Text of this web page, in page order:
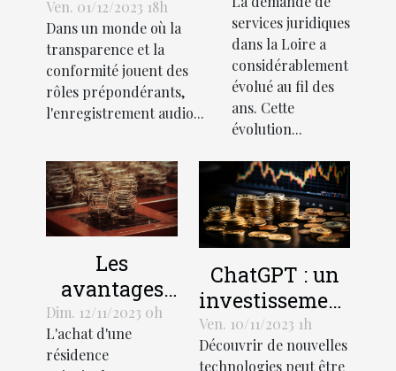
l'enregistrement
audio lors de
recrutements
Ven. 01/12/2023 18h
Dans un monde où la
transparence et la
conformité jouent des
rôles prépondérants,
l'enregistrement audio...
de services
juridiques
en Loire
services juridiques
dans la Loire a
considérablement
évolué au fil des
ans. Cette
évolution...
Les
avantages
économiques
de la
Dim. 12/11/2023 0h
L'achat d'une
résidence
ChatGPT : un
investissement
rentable pour
les entreprises
Ven. 10/11/2023 1h
Découvrir de nouvelles
technologies peut être